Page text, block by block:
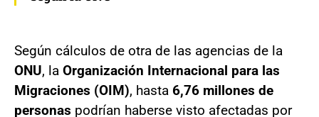
Según cálculos de otra de las agencias de la
ONU, la Organización Internacional para las
Migraciones (OIM), hasta 6,76 millones de
personas podrían haberse visto afectadas por